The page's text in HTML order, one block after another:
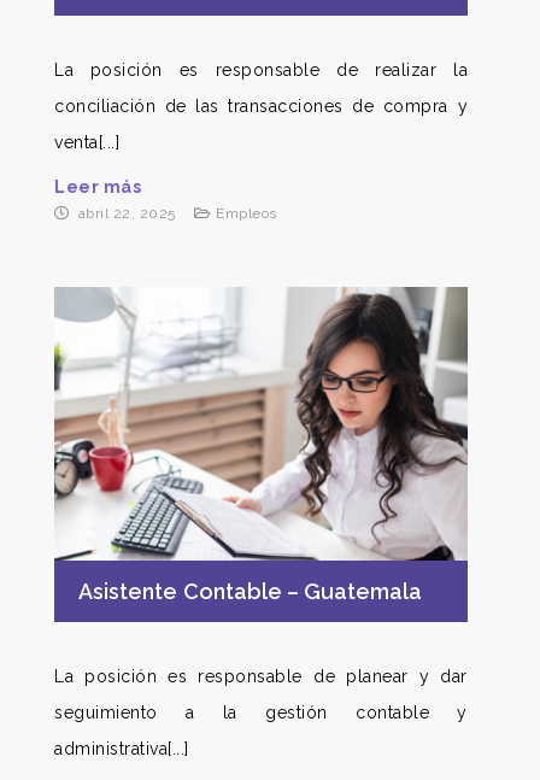
La posición es responsable de realizar la
conciliación de las transacciones de compra y
venta[...]
Leer más
abril 22, 2025 Empleos
Asistente Contable – Guatemala
La posición es responsable de planear y dar
seguimiento a la gestión contable y
administrativa[...]